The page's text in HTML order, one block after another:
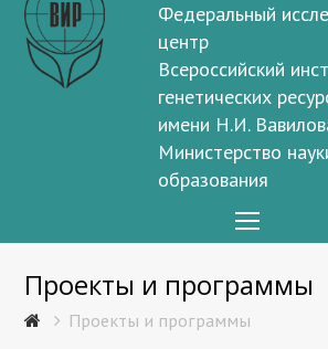
Федеральный
центр
Всероссийский
генетических
имени Н.И.
Министерство
образования
Menu
Проекты и программы
Проекты и программы